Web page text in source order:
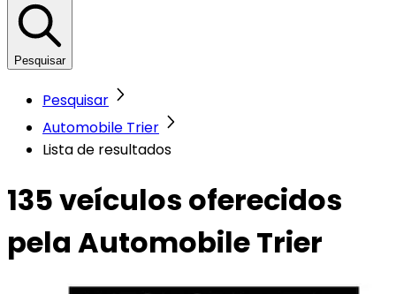
Pesquisar
Pesquisar
Automobile Trier
Lista de resultados
135 veículos oferecidos
pela Automobile Trier